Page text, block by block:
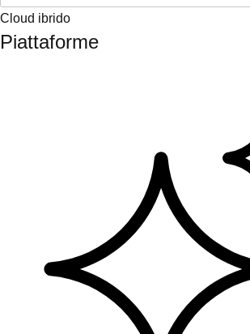
Cloud ibrido
Piattaforme